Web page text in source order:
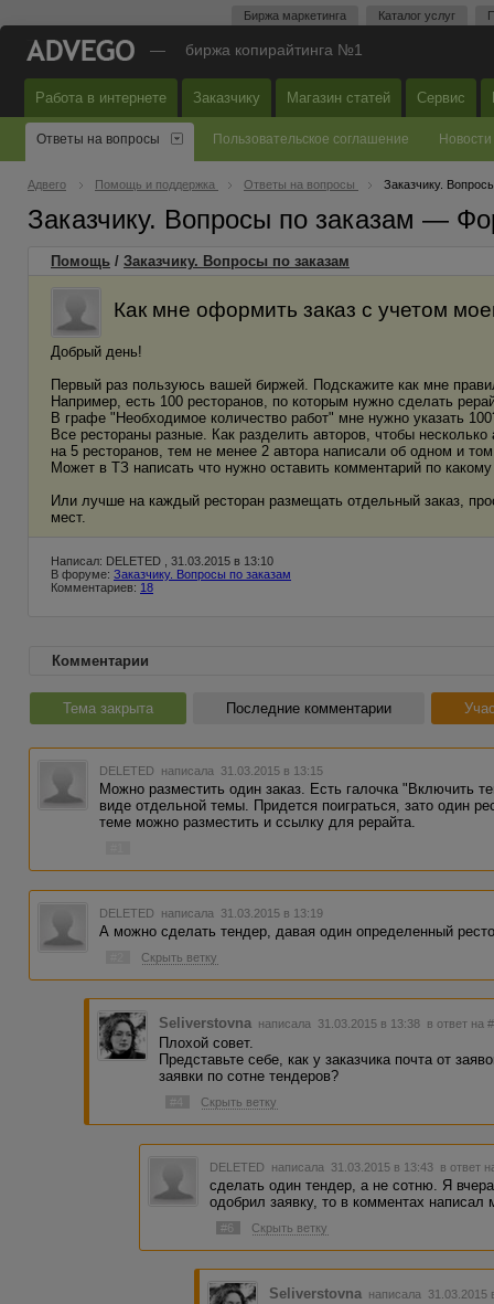
Биржа маркетинга Каталог услуг
— биржа копирайтинга №1
Работа в интернете Заказчику Магазин статей Сервис
Ответы на вопросы Пользовательское соглашение Новости
Адвего Помощь и поддержка Ответы на вопросы Заказчику.
Заказчику. Вопросы по заказам —
Помощь / Заказчику. Вопросы по заказам
Как мне оформить заказ с учетом
Добрый день!
Первый раз пользуюсь вашей биржей. Подскажите как мне
Например, есть 100 ресторанов, по которым нужно сделать
В графе "Необходимое количество работ" мне нужно указать
Все рестораны разные. Как разделить авторов, чтобы
на 5 ресторанов, тем не менее 2 автора написали об одном и
Может в ТЗ написать что нужно оставить комментарий по
Или лучше на каждый ресторан размещать отдельный заказ,
мест.
Написал: DELETED , 31.03.2015 в 13:10
В форуме: Заказчику. Вопросы по заказам
Комментариев: 18
Комментарии
Тема закрыта Последние комментарии
DELETED написала 31.03.2015 в 13:15
Можно разместить один заказ. Есть галочка "Включить
виде отдельной темы. Придется поиграться, зато один
теме можно разместить и ссылку для рерайта.
DELETED написала 31.03.2015 в 13:19
А можно сделать тендер, давая один определенный
Скрыть ветку
Seliverstovna написала 31.03.2015 в 13:38 в ответ на
Плохой совет.
Представьте себе, как у заказчика почта от
заявки по сотне тендеров?
Скрыть ветку
DELETED написала 31.03.2015 в 13:43 в ответ
сделать один тендер, а не сотню. Я
одобрил заявку, то в комментах
#6 Скрыть ветку
Seliverstovna написала